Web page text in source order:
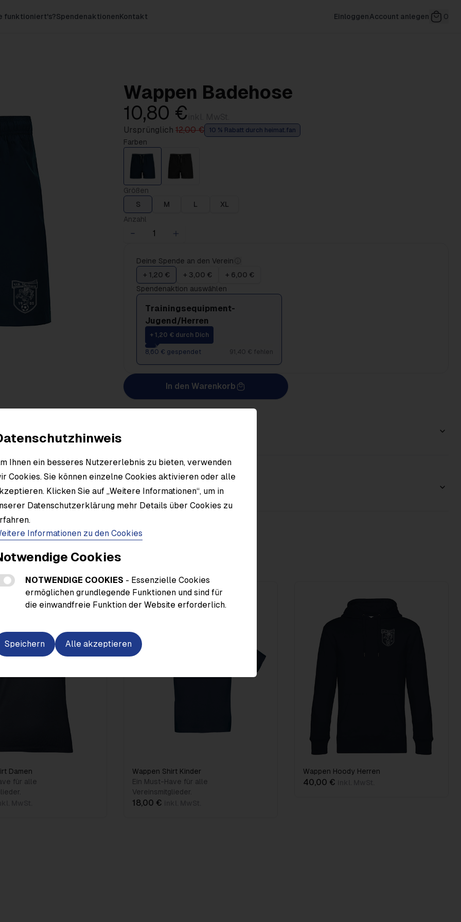
Ihnen ein besseres Nutzererlebnis zu bieten, verwenden
Cookies. Sie können einzelne Cookies aktivieren oder alle
Klicken Sie auf „Weitere Informationen“, um in
Datenschutzerklärung mehr Details über Cookies zu
Informationen zu den Cookies
Cookies
NOTWENDIGE COOKIES - Essenzielle Cookies
ermöglichen grundlegende Funktionen und sind für
die einwandfreie Funktion der Website erforderlich.
Speichern Alle akzeptieren
funktioniert's?SpendenaktionenKontakt EinloggenAccount anlegen 0
Wappen Badehose
10,80 €
Ursprünglich 12,00 € 10 % Rabatt durch heimat.fan
Farben
Größen
S
M L
XL
Anzahl
Deine Spende an den Verein
+ 1,20 €
+ 3,00 €
+ 6,00 €
Spendenaktion auswählen
Trainingsequipment-
Jugend/Herren
+ 1,20 € durch Dich
8,60 € gespendet 91,40 € fehlen
In den Warenkorb
Material
Damen
für alle
Wappen Shirt Kinder
Ein Must-Have für alle
Vereinsmitglieder.
18,00 €
Wappen Hoody Herren
40,00 €